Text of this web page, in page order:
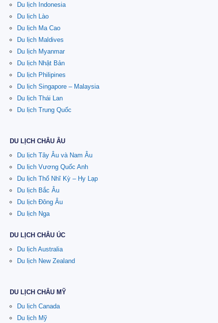
Du lịch Indonesia
Du lịch Lào
Du lịch Ma Cao
Du lịch Maldives
Du lịch Myanmar
Du lịch Nhật Bản
Du lịch Philipines
Du lịch Singapore – Malaysia
Du lịch Thái Lan
Du lịch Trung Quốc
DU LỊCH CHÂU ÂU
Du lịch Tây Âu và Nam Âu
Du lịch Vương Quốc Anh
Du lịch Thổ Nhĩ Kỳ – Hy Lạp
Du lịch Bắc Âu
Du lịch Đông Âu
Du lịch Nga
DU LỊCH CHÂU ÚC
Du lịch Australia
Du lịch New Zealand
DU LỊCH CHÂU MỸ
Du lịch Canada
Du lịch Mỹ